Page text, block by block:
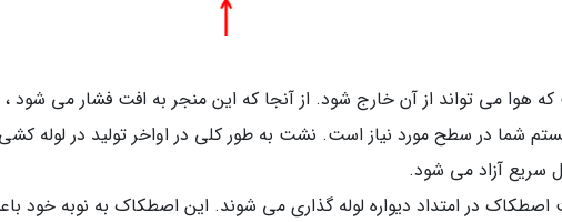
می تواند از آن خارج شود. از آنجا که این منجر به افت فشار می شود ،
شما در سطح مورد نیاز است. نشت به طور کلی در اواخر تولید در لوله
سریع آزاد می شود.
اصطکاک در امتداد دیواره لوله گذاری می شوند. این اصطکاک به نوبه خود